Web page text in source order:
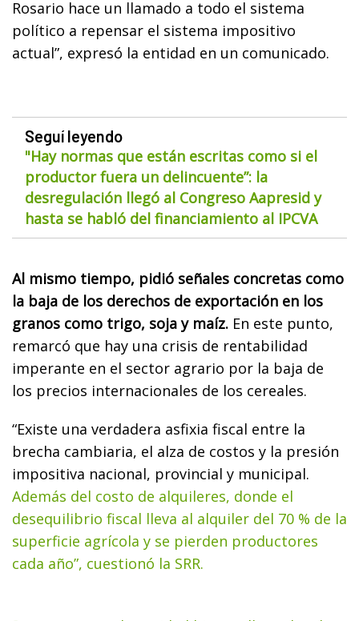
Rosario hace un llamado a todo el sistema
político a repensar el sistema impositivo
actual”, expresó la entidad en un comunicado.
Seguí leyendo
"Hay normas que están escritas como si el
productor fuera un delincuente”: la
desregulación llegó al Congreso Aapresid y
hasta se habló del financiamiento al IPCVA
Al mismo tiempo, pidió señales concretas como
la baja de los derechos de exportación en los
granos como trigo, soja y maíz. En este punto,
remarcó que hay una crisis de rentabilidad
imperante en el sector agrario por la baja de
los precios internacionales de los cereales.
“Existe una verdadera asfixia fiscal entre la
brecha cambiaria, el alza de costos y la presión
impositiva nacional, provincial y municipal.
Además del costo de alquileres, donde el
desequilibrio fiscal lleva al alquiler del 70 % de la
superficie agrícola y se pierden productores
cada año”, cuestionó la SRR.